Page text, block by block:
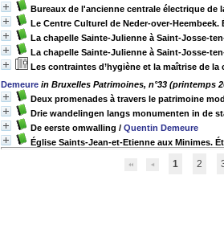
Bureaux de l'ancienne centrale électrique de
Le Centre Culturel de Neder-over-
La chapelle Sainte-Julienne à Saint-Josse-
La chapelle Sainte-Julienne à Saint-Josse-
Les contraintes d’hygiène et la maîtrise de
Demeure in Bruxelles Patrimoines, n°33 (printemps
Deux promenades à travers le patrimoine
Drie wandelingen langs monumenten in de
De eerste omwalling / Quentin Demeure
Église Saints-Jean-et-Etienne aux Minimes.
1 2